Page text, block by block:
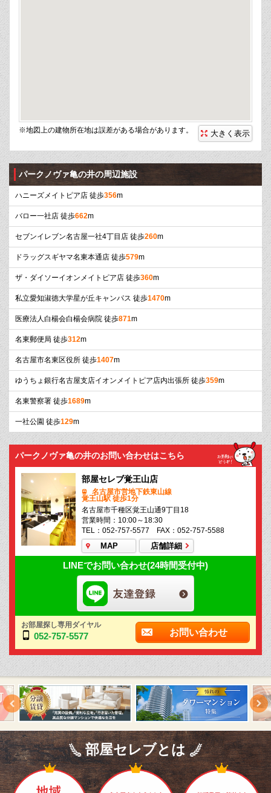
※地図上の建物所在地は誤差がある場合があります。 大きく表示
パークノヴァ亀の井の周辺施設
ハニーズメイトピア店 徒歩356m
バロー一社店 徒歩662m
セブンイレブン名古屋一社4丁目店 徒歩260m
ドラッグスギヤマ名東本通店 徒歩579m
ザ・ダイソーイオンメイトピア店 徒歩360m
私立愛知淑徳大学星が丘キャンパス 徒歩1470m
医療法人白楊会白楊会病院 徒歩871m
名東郵便局 徒歩312m
名古屋市名東区役所 徒歩1407m
ゆうちょ銀行名古屋支店イオンメイトピア店内出張所 徒歩359m
名東警察署 徒歩1689m
一社公園 徒歩129m
パークノヴァ亀の井のお問い合わせはこちら
部屋セレブ覚王山店
名古屋市営地下鉄東山線
覚王山駅 徒歩1分
名古屋市千種区覚王山通9丁目18
営業時間：10:00～18:30
TEL：052-757-5577 FAX：052-757-5588
MAP 店舗詳細
LINEでお問い合わせ(24時間受付中)
お部屋探し専用ダイヤル
052-757-5577 お問い合わせ
部屋セレブとは